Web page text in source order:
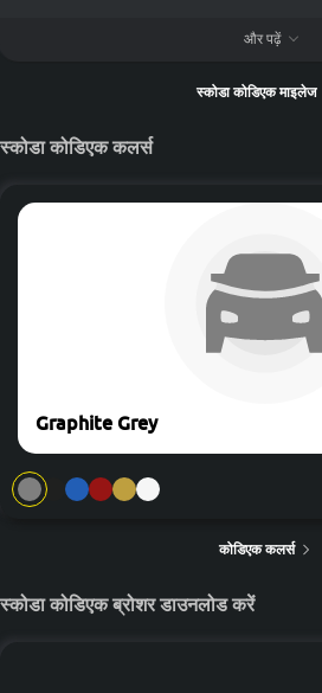
engine has a mileage of 14.9 KM/L.
Highway Mileage
Automatic
और पढ़ें
स्कोडा कोडिएक माइलेज
स्कोडा कोडिएक कलर्स
Graphite Grey
कोडिएक कलर्स
स्कोडा कोडिएक ब्रोशर डाउनलोड करें